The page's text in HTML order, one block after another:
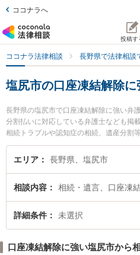
ココナラへ
投稿す
ココナラ法律相談 長野県で法律相談
塩尻市の口座凍結解除に
長野県の塩尻市で口座凍結解除に強い弁
分割払いに対応している弁護士なども掲
相続トラブルや認知症の相続、遺産分割
き便利です。特に塩尻法律事務所の池内
士費用、強みなどが注目されています。
除を法律相談できる塩尻市内の弁護士に
者さんにおすすめです。
エリア 長野県、塩尻市
相談内容 相続・遺言、口座凍
詳細条件 未選択
口座凍結解除に強い塩尻市から